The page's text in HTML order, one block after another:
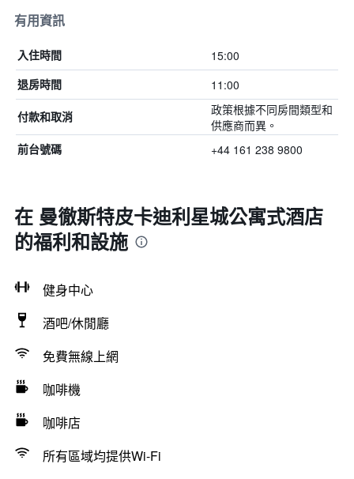
有用資訊
入住時間 15:00
退房時間 11:00
付款和取消
政策根據不同房間類型和
供應商而異。
前台號碼 +44 161 238 9800
在 曼徹斯特皮卡迪利星城公寓式酒店
的福利和設施
健身中心
酒吧/休閒廳
免費無線上網
咖啡機
咖啡店
所有區域均提供Wi-Fi